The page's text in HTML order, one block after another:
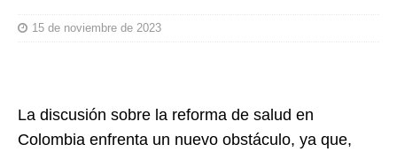
15 de noviembre de 2023
La discusión sobre la reforma de salud en
Colombia enfrenta un nuevo obstáculo, ya que,